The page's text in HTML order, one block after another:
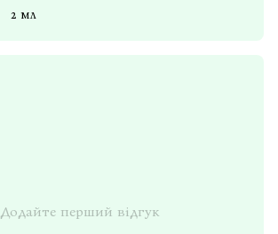
2 мл
Додайте перший відгук